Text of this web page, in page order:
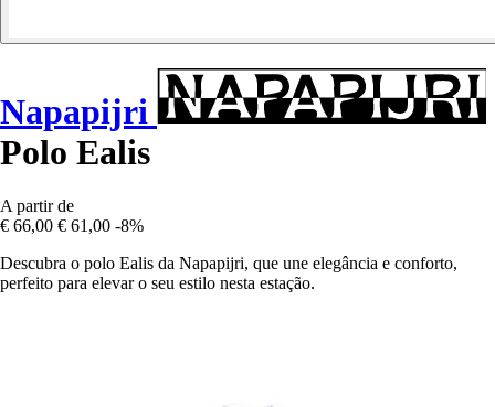
Napapijri
Polo Ealis
A partir de
€ 66,00 € 61,00 -8%
Descubra o polo Ealis da Napapijri, que une elegância e conforto,
perfeito para elevar o seu estilo nesta estação.